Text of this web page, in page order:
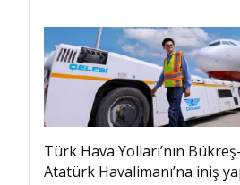
Türk Hava Yolları’nın
Atatürk Havalimanı’na iniş